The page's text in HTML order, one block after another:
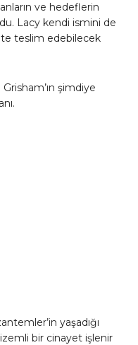
ve hedeflerin
Lacy kendi ismini de
teslim edebilecek
Grisham’ın şimdiye
yaşadığı
bir cinayet işlenir